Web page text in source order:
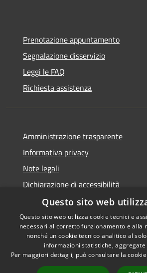
Prenotazione appuntamento
Segnalazione disservizio
Leggi le FAQ
Richiesta assistenza
Amministrazione trasparente
Informativa privacy
Note legali
Dichiarazione di accessibilità
Accessibilità
Privacy
Questo sito web
Questo sito web utilizza cookie tecnici e
necessari al corretto funzionamento e alla
nonché un cookie tecnico analitico al
informazioni statistiche, aggregate
Per maggiori dettagli, può consultare la